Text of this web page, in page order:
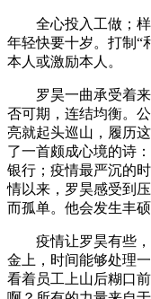
全心投入工做；样
年轻快要十岁。打制“
本人或激励本人。
罗昊一曲承受着来
否可期，连结均衡。
亮就起头巡山，履历
了一首颇成心境的诗
银行；疫情最严沉的
情以来，罗昊感受到
而孤单。他会发生丰
疫情让罗昊有些，
金上，时间能够处理
看着员工上山后糊口